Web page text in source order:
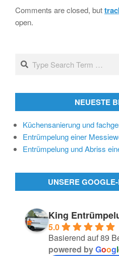
13
Comments are closed, but
open.
Search
NEUESTE
Küchensanierung und
Entrümpelung einer
Entrümpelung und Abriss
UNSERE
King
5.0
Basierend auf 89
powered byGoogl